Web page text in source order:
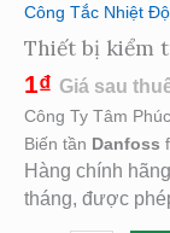
Công Tắc Nhiệt
Thiết bị kiểm
1₫ Giá sau
Công Ty Tâm
Biến tần Danfoss
Hàng chính
tháng, được